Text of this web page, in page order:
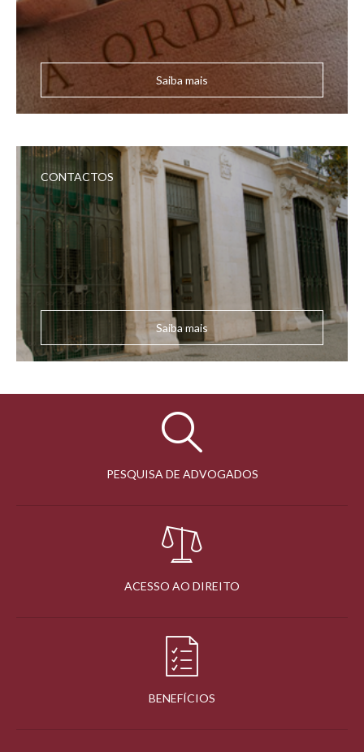
Saiba mais
CONTACTOS
Saiba mais
PESQUISA DE ADVOGADOS
ACESSO AO DIREITO
BENEFÍCIOS